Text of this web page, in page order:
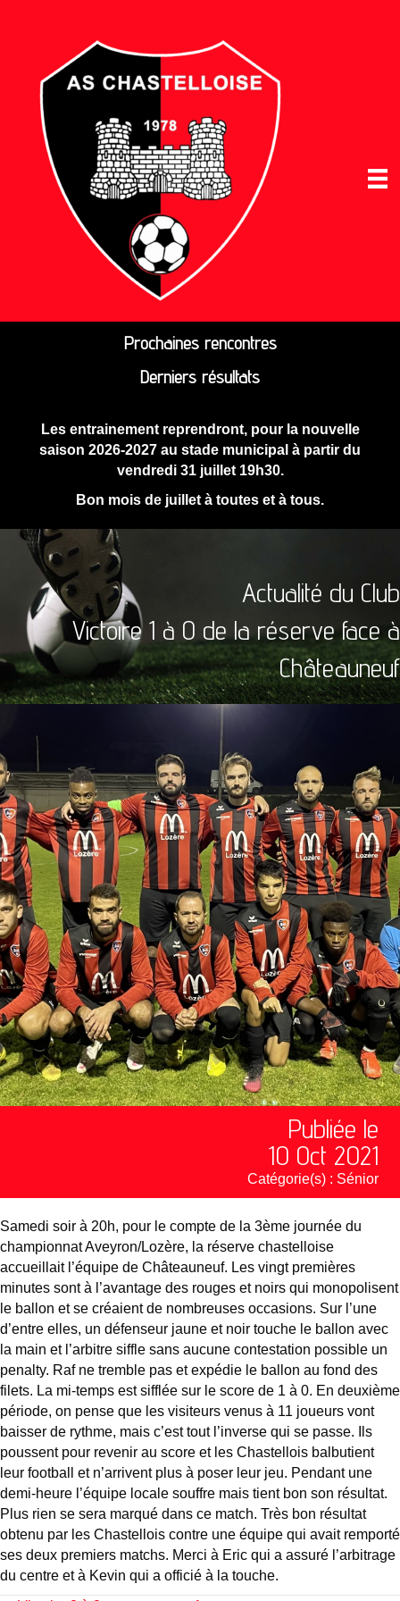
Prochaines rencontres
Derniers résultats
Les entrainement reprendront, pour la nouvelle
saison 2026-2027 au stade municipal à partir du
vendredi 31 juillet 19h30.
Bon mois de juillet à toutes et à tous.
Actualité du Club
Victoire 1 à 0 de la réserve face à
Châteauneuf
Publiée le
10 Oct 2021
Catégorie(s) : Sénior
Samedi soir à 20h, pour le compte de la 3ème journée du
championnat Aveyron/Lozère, la réserve chastelloise
accueillait l’équipe de Châteauneuf. Les vingt premières
minutes sont à l’avantage des rouges et noirs qui monopolisent
le ballon et se créaient de nombreuses occasions. Sur l’une
d’entre elles, un défenseur jaune et noir touche le ballon avec
la main et l’arbitre siffle sans aucune contestation possible un
penalty. Raf ne tremble pas et expédie le ballon au fond des
filets. La mi-temps est sifflée sur le score de 1 à 0. En deuxième
période, on pense que les visiteurs venus à 11 joueurs vont
baisser de rythme, mais c’est tout l’inverse qui se passe. Ils
poussent pour revenir au score et les Chastellois balbutient
leur football et n’arrivent plus à poser leur jeu. Pendant une
demi-heure l’équipe locale souffre mais tient bon son résultat.
Plus rien se sera marqué dans ce match. Très bon résultat
obtenu par les Chastellois contre une équipe qui avait remporté
ses deux premiers matchs. Merci à Eric qui a assuré l’arbitrage
du centre et à Kevin qui a officié à la touche.